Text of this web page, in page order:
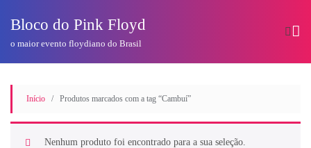
conteúdo
Bloco do Pink Floyd
o maior evento floydiano do Brasil
Início / Produtos marcados com a tag “Cambuí”
Nenhum produto foi encontrado para a sua seleção.